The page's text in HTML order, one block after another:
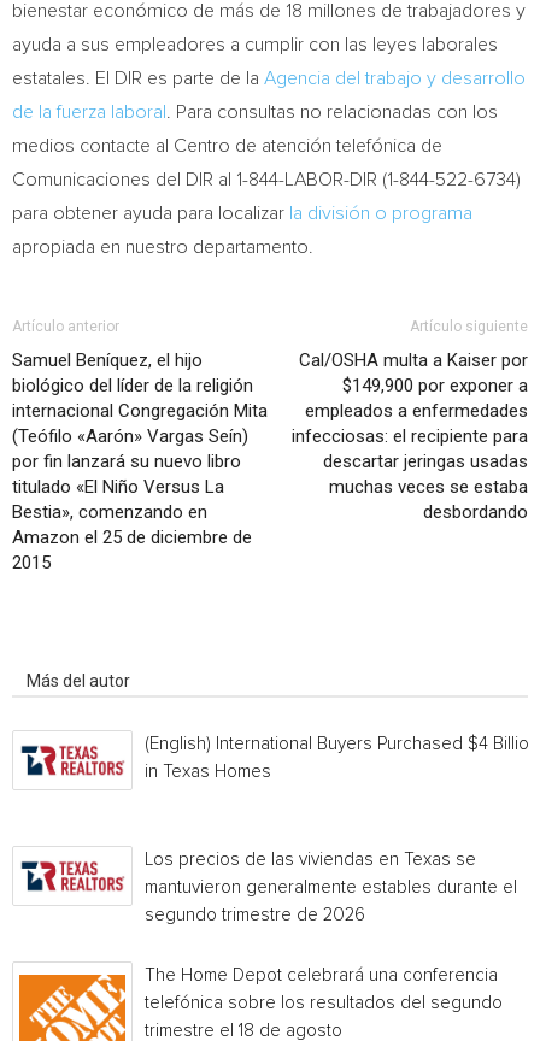
bienestar económico de más de 18 millones de trabajadores y
ayuda a sus empleadores a cumplir con las leyes laborales
estatales. El DIR es parte de la Agencia del trabajo y desarrollo
de la fuerza laboral
. Para consultas no relacionadas con los
medios contacte al Centro de atención telefónica de
Comunicaciones del
DIR al 1-844-LABOR-DIR (1-844-522-6734)
para obtener ayuda para localizar la división o programa
apropiada en nuestro departamento.
Artículo anterior
Samuel Beníquez, el hijo
biológico del líder de la religión
internacional Congregación Mita
(Teófilo «Aarón» Vargas Seín)
por fin lanzará su nuevo libro
titulado «El Niño Versus La
Bestia», comenzando en
Amazon el 25 de diciembre de
2015
Artículo siguiente
Cal/OSHA multa a Kaiser por
$149,900 por exponer a
empleados a enfermedades
infecciosas: el recipiente para
descartar jeringas usadas
muchas veces se estaba
desbordando
Más del autor
(English) International Buyers Purchased $4 Billion
in Texas Homes
Los precios de las viviendas en Texas se
mantuvieron generalmente estables durante el
segundo trimestre de 2026
The Home Depot celebrará una conferencia
telefónica sobre los resultados del segundo
trimestre el 18 de agosto